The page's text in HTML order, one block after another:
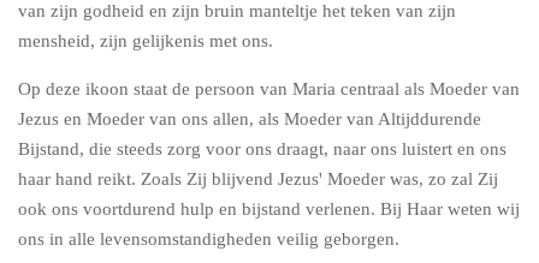
van zijn godheid en zijn bruin manteltje het teken van zijn
mensheid, zijn gelijkenis met ons.
Op deze ikoon staat de persoon van Maria centraal als Moeder van
Jezus en Moeder van ons allen, als Moeder van Altijddurende
Bijstand, die steeds zorg voor ons draagt, naar ons luistert en ons
haar hand reikt. Zoals Zij blijvend Jezus' Moeder was, zo zal Zij
ook ons voortdurend hulp en bijstand verlenen. Bij Haar weten wij
ons in alle levensomstandigheden veilig geborgen.